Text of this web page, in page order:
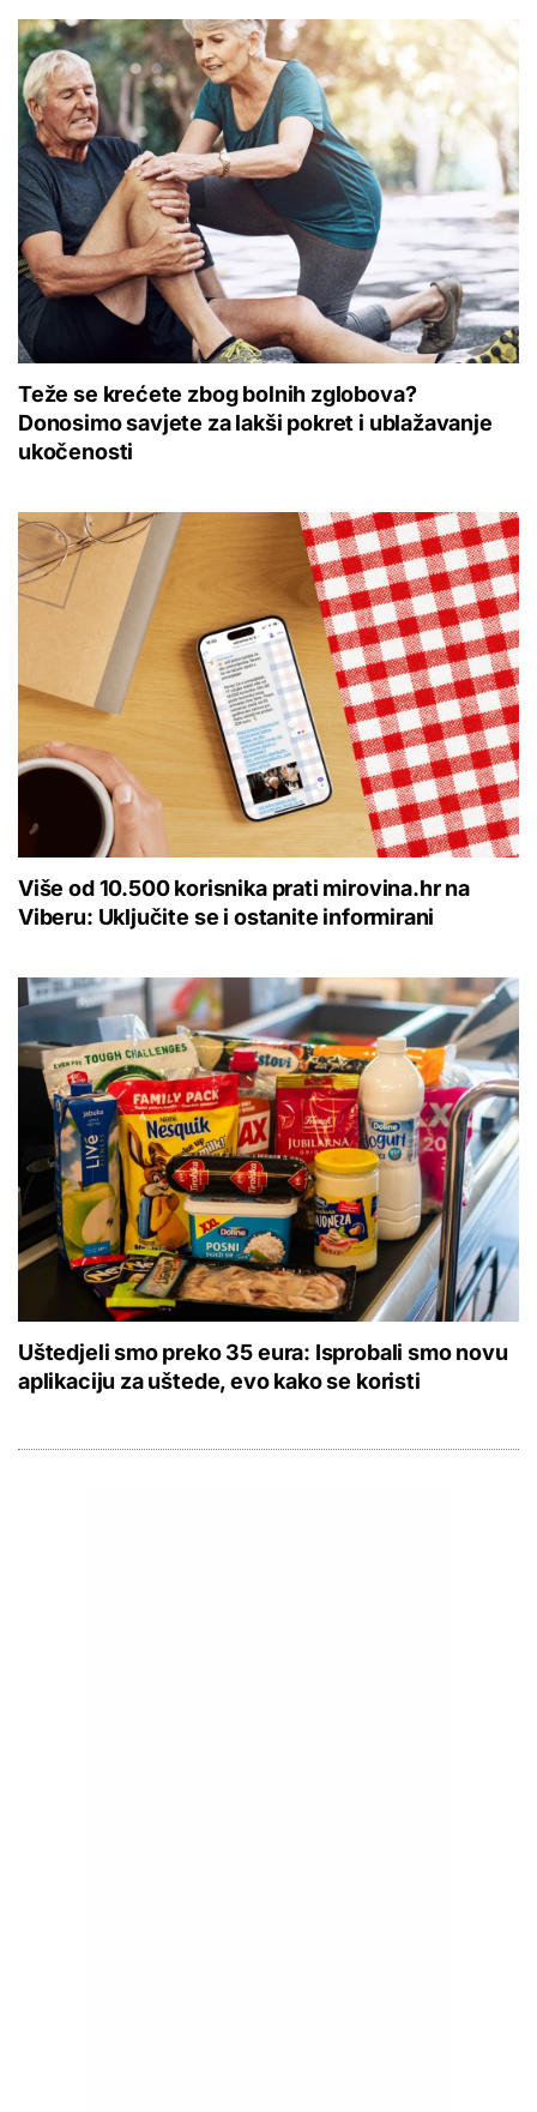
Teže se krećete zbog bolnih zglobova?
Donosimo savjete za lakši pokret i ublažavanje
ukočenosti
Više od 10.500 korisnika prati mirovina.hr na
Viberu: Uključite se i ostanite informirani
Uštedjeli smo preko 35 eura: Isprobali smo novu
aplikaciju za uštede, evo kako se koristi